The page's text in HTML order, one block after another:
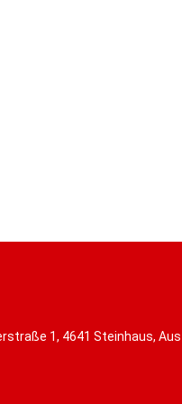
1, 4641 Steinhaus,